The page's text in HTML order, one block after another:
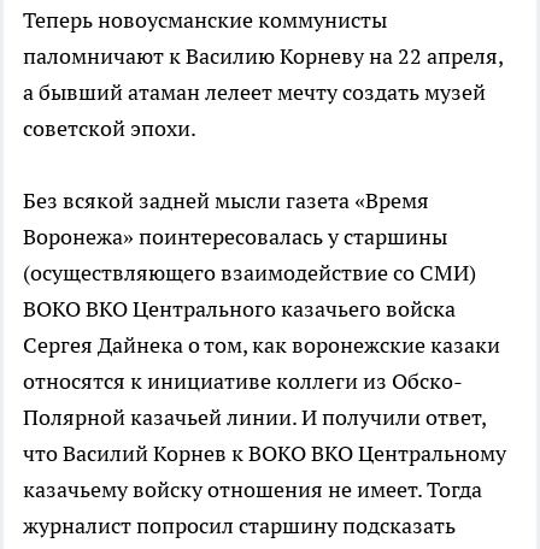
Теперь новоусманские коммунисты
паломничают к Василию Корневу на 22 апреля,
а бывший атаман лелеет мечту создать музей
советской эпохи.
Без всякой задней мысли газета «Время
Воронежа» поинтересовалась у старшины
(осуществляющего взаимодействие со СМИ)
ВОКО ВКО Центрального казачьего войска
Сергея Дайнека о том, как воронежские казаки
относятся к инициативе коллеги из Обско-
Полярной казачьей линии. И получили ответ,
что Василий Корнев к ВОКО ВКО Центральному
казачьему войску отношения не имеет. Тогда
журналист попросил старшину подсказать